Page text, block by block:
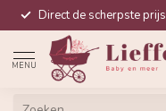
Direct de scherpste prijs
MENU